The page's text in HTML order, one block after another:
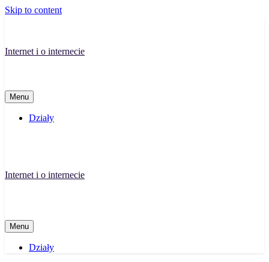
Skip to content
Internet i o internecie
Menu
Działy
Internet i o internecie
Menu
Działy